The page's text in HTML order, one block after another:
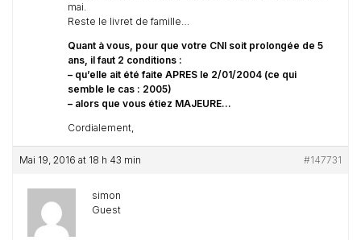
mai.
Reste le livret de famille…
Quant à vous, pour que votre CNI soit prolongée de 5
ans, il faut 2 conditions :
– qu’elle ait été faite APRES le 2/01/2004 (ce qui
semble le cas : 2005)
– alors que vous étiez MAJEURE…
Cordialement,
Mai 19, 2016 at 18 h 43 min #147731
simon
Guest